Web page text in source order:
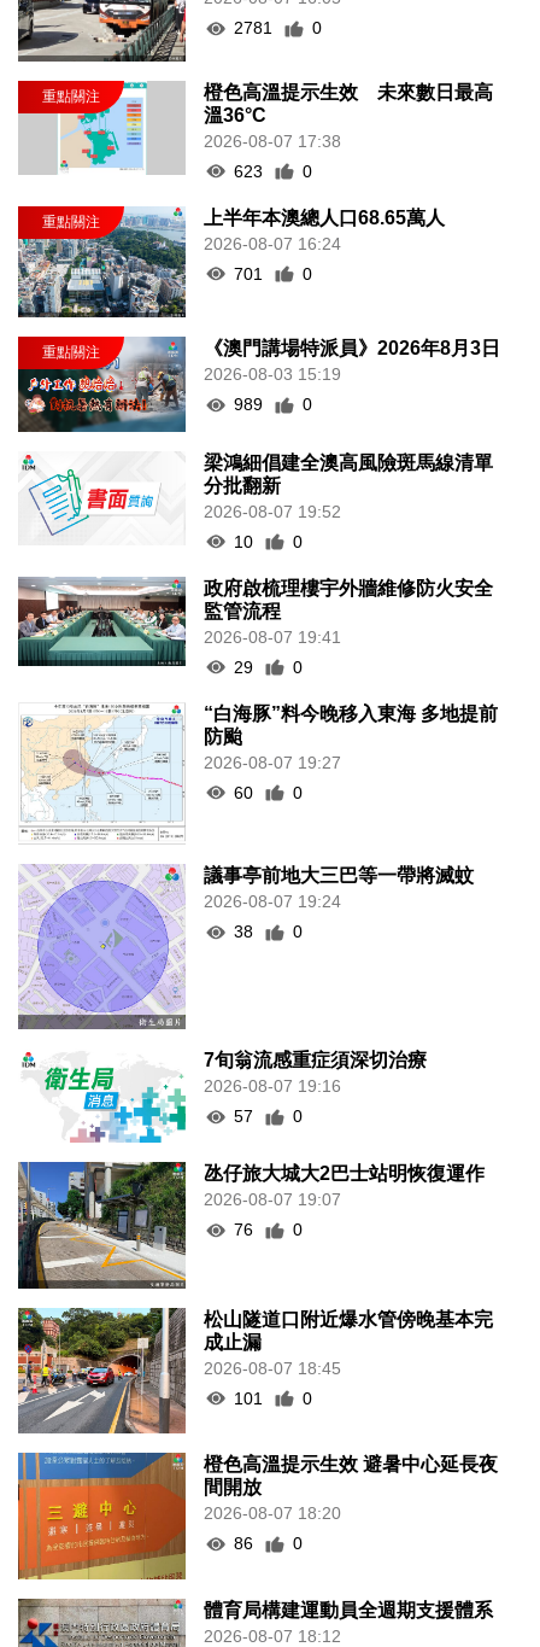
2781
0
橙色高溫提示生效 未來數日最高
溫36°C
2026-08-07 17:38
623
0
上半年本澳總人口68.65萬人
2026-08-07 16:24
701
0
《澳門講場特派員》2026年8月3日
2026-08-03 15:19
989
0
梁鴻細倡建全澳高風險斑馬線清單
分批翻新
2026-08-07 19:52
10
0
政府啟梳理樓宇外牆維修防火安全
監管流程
2026-08-07 19:41
29
0
“白海豚”料今晚移入東海 多地提前
防颱
2026-08-07 19:27
60
0
議事亭前地大三巴等一帶將滅蚊
2026-08-07 19:24
38
0
7旬翁流感重症須深切治療
2026-08-07 19:16
57
0
氹仔旅大城大2巴士站明恢復運作
2026-08-07 19:07
76
0
松山隧道口附近爆水管傍晚基本完
成止漏
2026-08-07 18:45
101
0
橙色高溫提示生效 避暑中心延長夜
間開放
2026-08-07 18:20
86
0
體育局構建運動員全週期支援體系
2026-08-07 18:12